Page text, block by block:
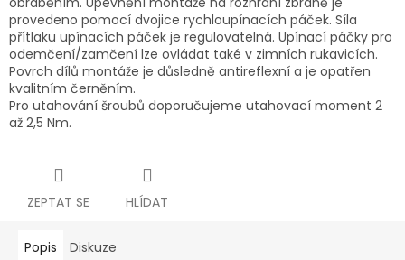
provedeno pomocí dvojice rychloupínacích páček. Síla
přítlaku upínacích páček je regulovatelná. Upínací páčky pro
odemčení/zamčení lze ovládat také v zimních rukavicích.
Povrch dílů montáže je důsledně antireflexní a je opatřen
kvalitním černěním.
Pro utahování šroubů doporučujeme utahovací moment 2
až 2,5 Nm.
ZEPTAT SE HLÍDAT
Popis Diskuze